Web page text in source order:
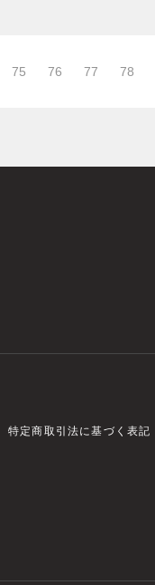
75 76 77 78
特定商取引法に基づく表記